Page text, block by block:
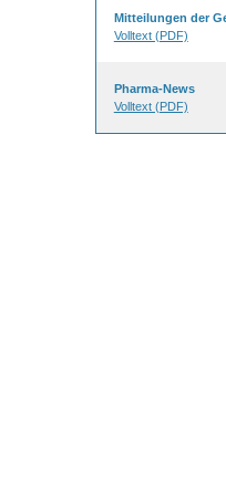
Mitteilungen der
Volltext (PDF)
Pharma-News
Volltext (PDF)